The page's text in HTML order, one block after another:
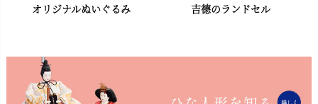
オリジナルぬいぐるみ
吉德のランドセル